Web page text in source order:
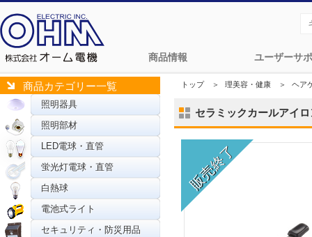
商品情報 ユーザーサ
商品カテゴリー一覧
照明器具
照明部材
LED電球・直管
蛍光灯電球・直管
白熱球
電池式ライト
セキュリティ・防災用品
トップ＞ 理美容・健康 ＞ ヘア
セラミックカールアイ